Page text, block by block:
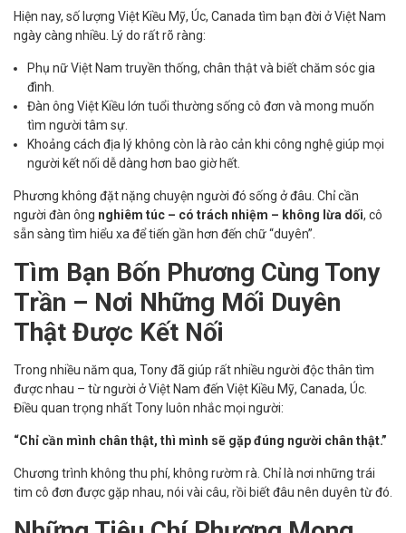
Hiện nay, số lượng Việt Kiều Mỹ, Úc, Canada tìm bạn đời ở Việt Nam
ngày càng nhiều. Lý do rất rõ ràng:
Phụ nữ Việt Nam truyền thống, chân thật và biết chăm sóc gia
đình.
Đàn ông Việt Kiều lớn tuổi thường sống cô đơn và mong muốn
tìm người tâm sự.
Khoảng cách địa lý không còn là rào cản khi công nghệ giúp mọi
người kết nối dễ dàng hơn bao giờ hết.
Phương không đặt nặng chuyện người đó sống ở đâu. Chỉ cần
người đàn ông nghiêm túc – có trách nhiệm – không lừa dối, cô
sẵn sàng tìm hiểu xa để tiến gần hơn đến chữ “duyên”.
Tìm Bạn Bốn Phương Cùng Tony
Trần – Nơi Những Mối Duyên
Thật Được Kết Nối
Trong nhiều năm qua, Tony đã giúp rất nhiều người độc thân tìm
được nhau – từ người ở Việt Nam đến Việt Kiều Mỹ, Canada, Úc.
Điều quan trọng nhất Tony luôn nhắc mọi người:
“Chỉ cần mình chân thật, thì mình sẽ gặp đúng người chân thật.”
Chương trình không thu phí, không rườm rà. Chỉ là nơi những trái
tim cô đơn được gặp nhau, nói vài câu, rồi biết đâu nên duyên từ đó.